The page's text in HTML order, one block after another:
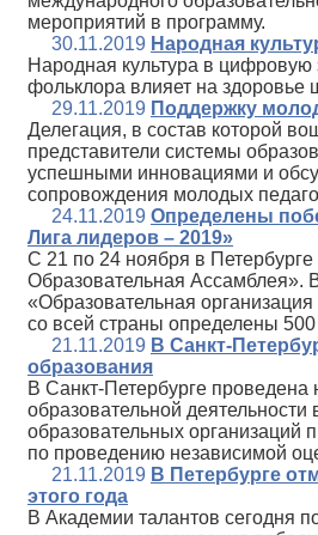
мероприятий в программу.
30.11.2019 Народная
Народная культура в цифровую
фольклора влияет на здоровье
29.11.2019 Поддержку
Делегация, в состав которой
представители системы
успешными инновациями и
сопровождения молодых
24.11.2019 Определены
Лига лидеров – 2019»
С 21 по 24 ноября в
Образовательная Ассамблея».
«Образовательная
со всей страны определены
21.11.2019 В Санкт-
образования
В Санкт-Петербурге проведена
образовательной
образовательных организаций
по проведению независимой
21.11.2019 В Петербурге
этого года
В Академии талантов сегодня